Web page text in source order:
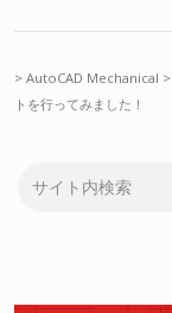
> AutoCAD Mechanical >
トを行ってみました！